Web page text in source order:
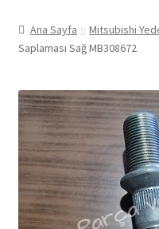
Ana Sayfa Mitsubishi
Saplaması Sağ MB308672